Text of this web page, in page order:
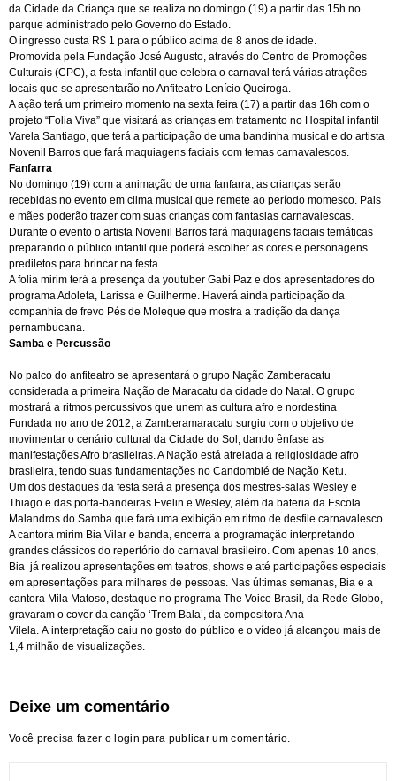
da Cidade da Criança que se realiza no domingo (19) a partir das 15h no
parque administrado pelo Governo do Estado.
O ingresso custa R$ 1 para o público acima de 8 anos de idade.
Promovida pela Fundação José Augusto, através do Centro de Promoções
Culturais (CPC), a festa infantil que celebra o carnaval terá várias atrações
locais que se apresentarão no Anfiteatro Lenício Queiroga.
A ação terá um primeiro momento na sexta feira (17) a partir das 16h com o
projeto “Folia Viva” que visitará as crianças em tratamento no Hospital infantil
Varela Santiago, que terá a participação de uma bandinha musical e do artista
Novenil Barros que fará maquiagens faciais com temas carnavalescos.
Fanfarra
No domingo (19) com a animação de uma fanfarra, as crianças serão
recebidas no evento em clima musical que remete ao período momesco. Pais
e mães poderão trazer com suas crianças com fantasias carnavalescas.
Durante o evento o artista Novenil Barros fará maquiagens faciais temáticas
preparando o público infantil que poderá escolher as cores e personagens
prediletos para brincar na festa.
A folia mirim terá a presença da youtuber Gabi Paz e dos apresentadores do
programa Adoleta, Larissa e Guilherme. Haverá ainda participação da
companhia de frevo Pés de Moleque que mostra a tradição da dança
pernambucana.
Samba e Percussão
No palco do anfiteatro se apresentará o grupo Nação Zamberacatu
considerada a primeira Nação de Maracatu da cidade do Natal. O grupo
mostrará a ritmos percussivos que unem as cultura afro e nordestina
Fundada no ano de 2012, a Zamberamaracatu surgiu com o objetivo de
movimentar o cenário cultural da Cidade do Sol, dando ênfase as
manifestações Afro brasileiras. A Nação está atrelada a religiosidade afro
brasileira, tendo suas fundamentações no Candomblé de Nação Ketu.
Um dos destaques da festa será a presença dos mestres-salas Wesley e
Thiago e das porta-bandeiras Evelin e Wesley, além da bateria da Escola
Malandros do Samba que fará uma exibição em ritmo de desfile carnavalesco.
A cantora mirim Bia Vilar e banda, encerra a programação interpretando
grandes clássicos do repertório do carnaval brasileiro. Com apenas 10 anos,
Bia já realizou apresentações em teatros, shows e até participações especiais
em apresentações para milhares de pessoas. Nas últimas semanas, Bia e a
cantora Mila Matoso, destaque no programa The Voice Brasil, da Rede Globo,
gravaram o cover da canção ‘Trem Bala’, da compositora Ana
Vilela. A interpretação caiu no gosto do público e o vídeo já alcançou mais de
1,4 milhão de visualizações.
Deixe um comentário
Você precisa fazer o login para publicar um comentário.